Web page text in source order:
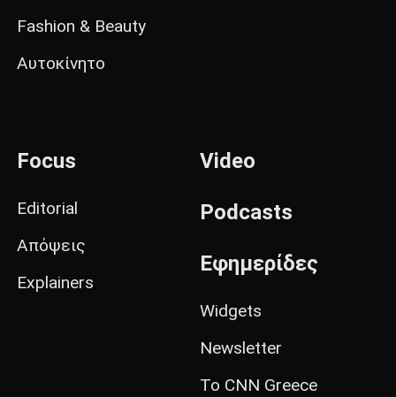
Fashion & Beauty
Αυτοκίνητο
Focus
Editorial
Απόψεις
Explainers
Video
Podcasts
Εφημερίδες
Widgets
Newsletter
Το CNN Greece